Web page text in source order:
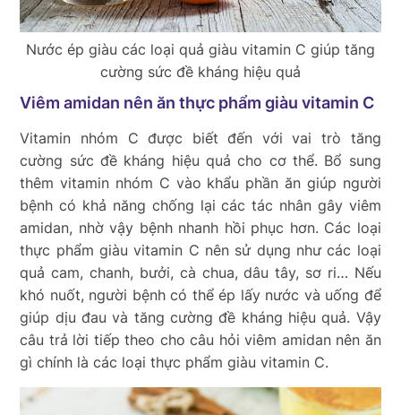
Nước ép giàu các loại quả giàu vitamin C giúp tăng
cường sức đề kháng hiệu quả
Viêm amidan nên ăn thực phẩm giàu vitamin C
Vitamin nhóm C được biết đến với vai trò tăng
cường sức đề kháng hiệu quả cho cơ thể. Bổ sung
thêm vitamin nhóm C vào khẩu phần ăn giúp người
bệnh có khả năng chống lại các tác nhân gây viêm
amidan, nhờ vậy bệnh nhanh hồi phục hơn. Các loại
thực phẩm giàu vitamin C nên sử dụng như các loại
quả cam, chanh, bưởi, cà chua, dâu tây, sơ ri… Nếu
khó nuốt, người bệnh có thể ép lấy nước và uống để
giúp dịu đau và tăng cường đề kháng hiệu quả. Vậy
câu trả lời tiếp theo cho câu hỏi viêm amidan nên ăn
gì chính là các loại thực phẩm giàu vitamin C.